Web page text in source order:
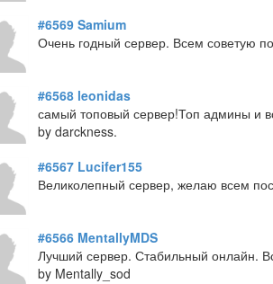
#6569 Samium
Очень годный сервер. Всем советую
#6568 leonidas
самый топовый сервер!Топ админы
by darckness.
#6567 Lucifer155
Великолепный сервер, желаю всем
#6566 MentallyMDS
Лучший сервер. Стабильный онлайн.
by Mentally_sod